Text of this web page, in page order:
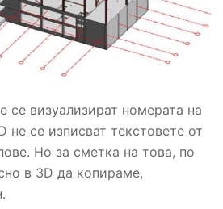
се визуализират номерата на
не се изписват текстовете от
Но за сметка на това, по
в 3D да копираме,